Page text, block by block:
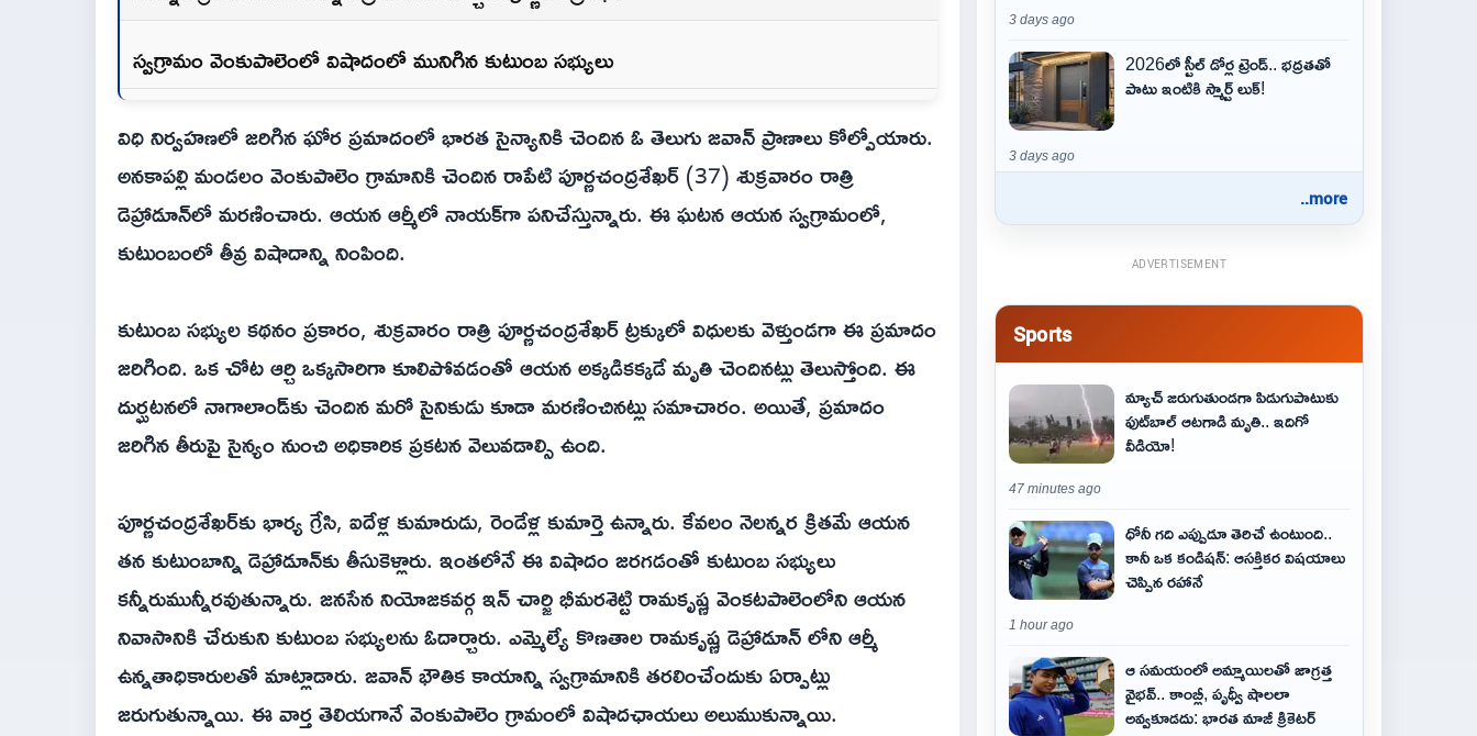
స్వగ్రామం వెంకుపాలెంలో విషాదంలో మునిగిన కుటుంబ సభ్యులు
విధి నిర్వహణలో జరిగిన ఘోర ప్రమాదంలో భారత సైన్యానికి చెందిన ఓ తెలుగు జవాన్ ప్రాణాలు కోల్పోయారు.
అనకాపల్లి మండలం వెంకుపాలెం గ్రామానికి చెందిన రాపేటి పూర్ణచంద్రశేఖర్ (37) శుక్రవారం రాత్రి
డెహ్రాడూన్‌లో మరణించారు. ఆయన ఆర్మీలో నాయక్‌గా పనిచేస్తున్నారు. ఈ ఘటన ఆయన స్వగ్రామంలో,
కుటుంబంలో తీవ్ర విషాదాన్ని నింపింది.
కుటుంబ సభ్యుల కథనం ప్రకారం, శుక్రవారం రాత్రి పూర్ణచంద్రశేఖర్ ట్రక్కులో విధులకు వెళ్తుండగా ఈ ప్రమాదం
జరిగింది. ఒక చోట ఆర్చి ఒక్కసారిగా కూలిపోవడంతో ఆయన అక్కడికక్కడే మృతి చెందినట్లు తెలుస్తోంది. ఈ
దుర్ఘటనలో నాగాలాండ్‌కు చెందిన మరో సైనికుడు కూడా మరణించినట్లు సమాచారం. అయితే, ప్రమాదం
జరిగిన తీరుపై సైన్యం నుంచి అధికారిక ప్రకటన వెలువడాల్సి ఉంది.
పూర్ణచంద్రశేఖర్‌కు భార్య గ్రేసి, ఐదేళ్ల కుమారుడు, రెండేళ్ల కుమార్తె ఉన్నారు. కేవలం నెలన్నర క్రితమే ఆయన
తన కుటుంబాన్ని డెహ్రాడూన్‌కు తీసుకెళ్లారు. ఇంతలోనే ఈ విషాదం జరగడంతో కుటుంబ సభ్యులు
కన్నీరుమున్నీరవుతున్నారు. జనసేన నియోజకవర్గ ఇన్ చార్జి భీమరశెట్టి రామకృష్ణ వెంకటపాలెంలోని ఆయన
నివాసానికి చేరుకుని కుటుంబ సభ్యులను ఓదార్చారు. ఎమ్మెల్యే కొణతాల రామకృష్ణ డెహ్రాడూన్ లోని ఆర్మీ
ఉన్నతాధికారులతో మాట్లాడారు. జవాన్ భౌతిక కాయాన్ని స్వగ్రామానికి తరలించేందుకు ఏర్పాట్లు
జరుగుతున్నాయి. ఈ వార్త తెలియగానే వెంకుపాలెం గ్రామంలో విషాదఛాయలు అలుముకున్నాయి.
3 days ago
2026లో స్టీల్ డోర్ల ట్రెండ్.. భద్రతతో
పాటు ఇంటికి స్మార్ట్ లుక్!
3 days ago
..more
ADVERTISEMENT
Sports
మ్యాచ్ జరుగుతుండగా పిడుగుపాటుకు
ఫుట్‌బాల్ ఆటగాడి మృతి.. ఇదిగో
వీడియో!
47 minutes ago
ధోనీ గది ఎప్పుడూ తెరిచే ఉంటుంది..
కానీ ఒక కండిషన్: ఆసక్తికర విషయాలు
చెప్పిన రహానే
1 hour ago
ఆ స‌మ‌యంలో అమ్మాయిల‌తో జాగ్ర‌త్త‌
వైభ‌వ్‌.. కాంబ్లీ, పృథ్వీ షాలలా
అవ్వ‌కూడ‌దు: భార‌త మాజీ క్రికెట‌ర్‌